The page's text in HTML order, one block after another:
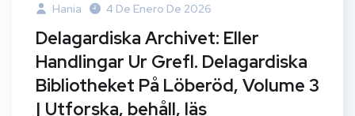
Hania 4 De Enero De 2026
Delagardiska Archivet: Eller
Handlingar Ur Grefl. Delagardiska
Bibliotheket På Löberöd, Volume 3
| Utforska, behåll, läs